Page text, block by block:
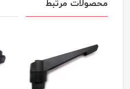
محصولات مرتبط